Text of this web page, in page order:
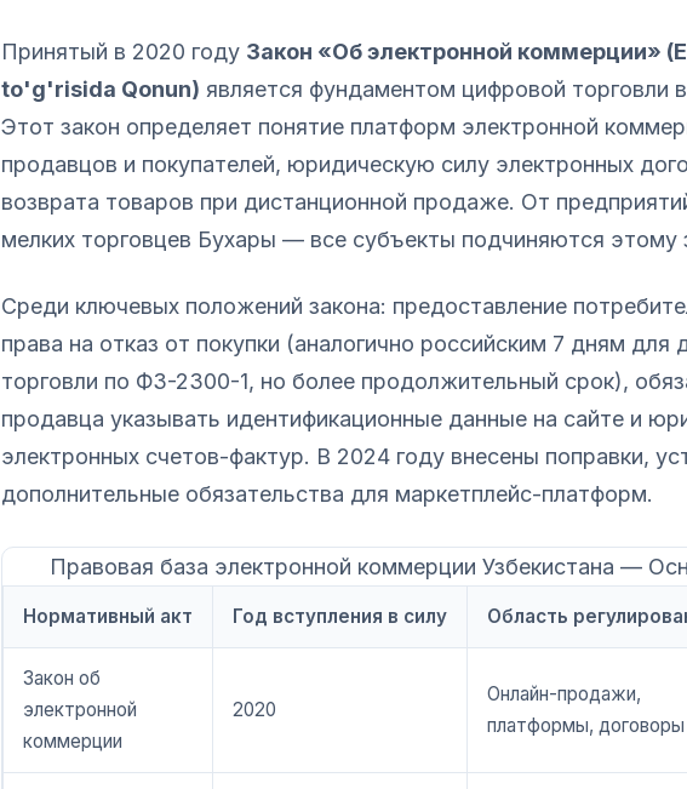
Принятый в 2020 году Закон «Об электронной коммерции»
to'g'risida Qonun) является фундаментом цифровой торговли
Этот закон определяет понятие платформ электронной
продавцов и покупателей, юридическую силу электронных
возврата товаров при дистанционной продаже. От
мелких торговцев Бухары — все субъекты подчиняются этому
Среди ключевых положений закона: предоставление
права на отказ от покупки (аналогично российским 7 дням для
торговли по ФЗ-2300-1, но более продолжительный срок),
продавца указывать идентификационные данные на сайте и
электронных счетов-фактур. В 2024 году внесены поправки,
дополнительные обязательства для маркетплейс-платформ.
Правовая база электронной коммерции Узбекистана —
Нормативный акт Год вступления в силу Область
Закон об
электронной
коммерции
2020
Онлайн-продажи,
платформы, договоры